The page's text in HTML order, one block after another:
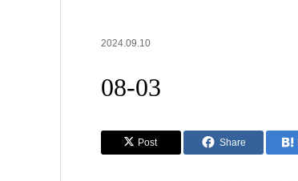
2024.09.10
08-03
Post Share